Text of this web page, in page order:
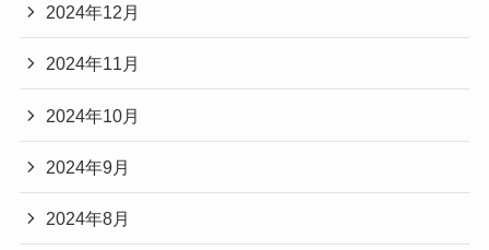
2024年12月
2024年11月
2024年10月
2024年9月
2024年8月